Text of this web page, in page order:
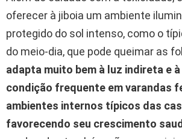
oferecer à jiboia um ambiente
protegido do sol intenso, como o
do meio-dia, que pode queimar as
adapta muito bem à luz indireta e
condição frequente em varandas
ambientes internos típicos das
favorecendo seu crescimento